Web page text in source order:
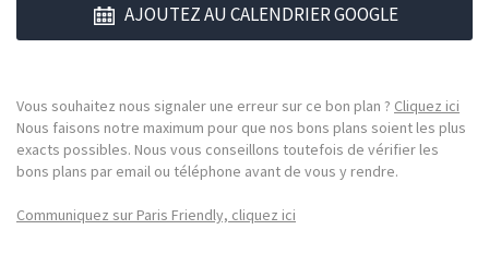
AJOUTEZ AU CALENDRIER GOOGLE
Vous souhaitez nous signaler une erreur sur ce bon plan ? Cliquez ici
Nous faisons notre maximum pour que nos bons plans soient les plus
exacts possibles. Nous vous conseillons toutefois de vérifier les
bons plans par email ou téléphone avant de vous y rendre.
Communiquez sur Paris Friendly, cliquez ici